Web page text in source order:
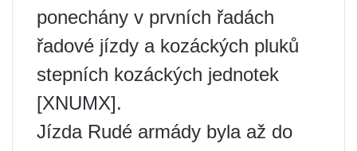
ponechány v prvních řadách
řadové jízdy a kozáckých pluků
stepních kozáckých jednotek
[XNUMX].
Jízda Rudé armády byla až do